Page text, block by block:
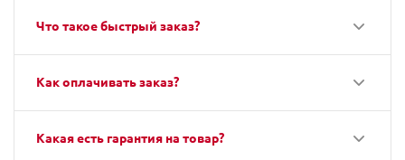
Что такое быстрый заказ?
Как оплачивать заказ?
Какая есть гарантия на товар?